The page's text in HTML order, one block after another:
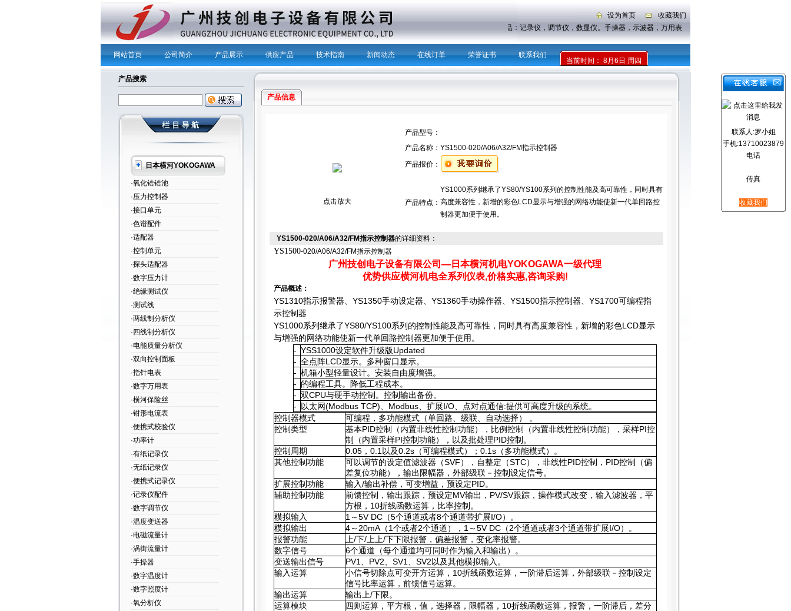
设为首页
收藏我们
主营产品： 记录仪，调节仪，数显仪。手操器，示波器，万用表，钳形表
网站首页 公司简介 产品展示 供应产品 技术指南 新闻动态 在线订单 荣誉证书 联系我们
当前时间： 8月6日 周四
产品搜索
日本横河YOKOGAWA
·氧化锆锆池
·压力控制器
·接口单元
·色谱配件
·适配器
·控制单元
·探头适配器
·数字压力计
·绝缘测试仪
·测试线
·两线制分析仪
·四线制分析仪
·电能质量分析仪
·双向控制面板
·指针电表
·数字万用表
·横河保险丝
·钳形电流表
·便携式校验仪
·功率计
·有纸记录仪
·无纸记录仪
·便携式记录仪
·记录仪配件
·数字调节仪
·温度变送器
·电磁流量计
·涡街流量计
·手操器
·数字温度计
·数字照度计
·氧分析仪
产品信息
点击放大
产品型号：
产品名称： YS1500-020/A06/A32/FM指示控制器
产品报价：
产品特点：
YS1000系列继承了YS80/YS100系列的控制性能及高可靠性，同时具有
高度兼容性，新增的彩色LCD显示与增强的网络功能使新一代单回路控
制器更加便于使用。
YS1500-020/A06/A32/FM指示控制器的详细资料：
YS1500-020/A06/A32/FM指示控制器
广州技创电子设备有限公司—日本横河机电YOKOGAWA一级代理
优势供应横河机电全系列仪表,价格实惠,咨询采购!
产品概述：
YS1310指示报警器、YS1350手动设定器、YS1360手动操作器、YS1500指示控制器、YS1700可编程指
示控制器
YS1000系列继承了YS80/YS100系列的控制性能及高可靠性，同时具有高度兼容性，新增的彩色LCD显示
与增强的网络功能使新一代单回路控制器更加便于使用。
- YSS1000设定软件升级版Updated
- 全点阵LCD显示。多种窗口显示。
- 机箱小型轻量设计。安装自由度增强。
- 的编程工具。降低工程成本。
- 双CPU与硬手动控制。控制输出备份。
-
以太网(Modbus TCP)、Modbus、扩展I/O、点对点通信:提供可高度升级的系统。
控制器模式
可编程，多功能模式（单回路、级联、自动选择） 。
控制类型
基本PID控制（内置非线性控制功能），比例控制（内置非线性控制功能），采样PI控
制（内置采样PI控制功能），以及批处理PID控制。
控制周期
0.05，0.1以及0.2s（可编程模式）；0.1s（多功能模式）。
其他控制功能
可以调节的设定值滤波器（SVF），自整定（STC），非线性PID控制，PID控制（偏
差复位功能），输出限幅器，外部级联－控制设定信号。
扩展控制功能
输入/输出补偿，可变增益，预设定PID。
辅助控制功能
前馈控制，输出跟踪，预设定MV输出，PV/SV跟踪，操作模式改变，输入滤波器，平
方根，10折线函数运算，比率控制。
模拟输入
1 ～5V DC（5个通道或者8个通道带扩展I/O）。
模拟输出
4～20mA（1个或者2个通道），1～5V DC（2个通道或者3个通道带扩展I/O）。
报警功能
上/下/上上/下下限报警，偏差报警，变化率报警。
数字信号
6个通道（每个通道均可同时作为输入和输出）。
变送输出信号
PV1
、PV2、SV1、SV2以及其他模拟输入。
输入运算
小信号切除点可变开方运算，10折线函数运算，一阶滞后运算，外部级联－控制设定
信号比率运算，前馈信号运算。
输出运算
输出上/下限。
运算模块
四则运算，平方根，值，选择器，限幅器，10折线函数运算，报警，一阶滞后，差分
联系人:罗小姐
手机:13710023879
电话
传真
收藏我们